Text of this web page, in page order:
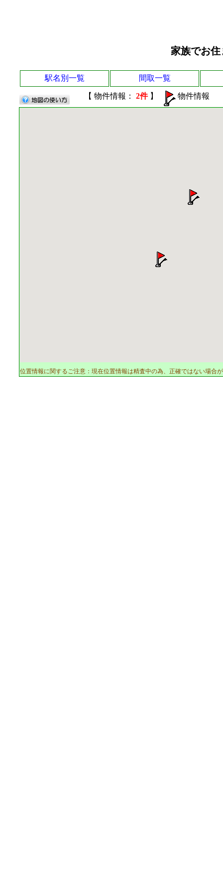
家族でお
駅名別一覧 間取一覧
【 物件情報： 2件】 物件情報
位置情報に関するご注意：現在位置情報は精査中の為、正確ではない場合